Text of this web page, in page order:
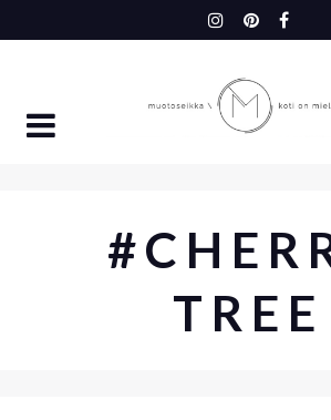
to
TREE